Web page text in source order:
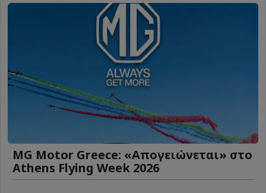
MG Motor Greece: «Απογειώνεται» στο
Athens Flying Week 2026